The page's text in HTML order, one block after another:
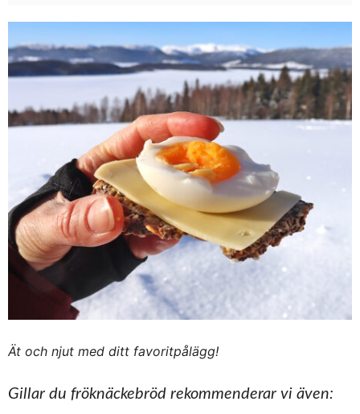
Ät och njut med ditt favoritpålägg!
Gillar du fröknäckebröd rekommenderar vi även: